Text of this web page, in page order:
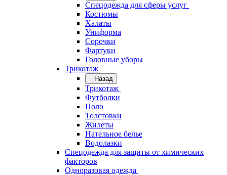
Спецодежда для сферы услуг
Костюмы
Халаты
Униформа
Сорочки
Фартуки
Головные уборы
Трикотаж
Назад
Трикотаж
Футболки
Поло
Толстовки
Жилеты
Нательное белье
Водолазки
Спецодежда для защиты от химических
факторов
Одноразовая одежда